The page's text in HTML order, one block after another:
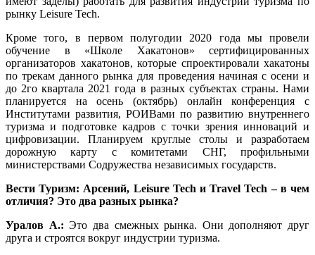
рынку Leisure Tech.
Кроме того, в первом полугодии 2020 года мы провели
обучение в «Школе Хакатонов» сертифицированных
организаторов хакатонов, которые спроектировали хакатоны
по трекам данного рынка для проведения начиная с осени и
до 2го квартала 2021 года в разных субъектах страны. Нами
планируется на осень (октябрь) онлайн конференция с
Институтами развития, РОИВами по развитию внутреннего
туризма и подготовке кадров с точки зрения инноваций и
цифровизации. Планируем круглые столы и разработаем
дорожную карту с комитетами СНГ, профильными
министерствами Содружества независимых государств.
Вести Туризм: Арсений, Leisure Tech и Travel Tech – в чем
отличия? Это два разных рынка?
Уралов А.:Это два смежных рынка. Они дополняют друг
друга и строятся вокруг индустрии туризма.